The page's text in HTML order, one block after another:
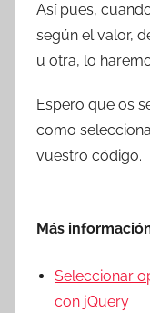
Así pues,
según el valor,
u otra, lo
Espero que os
como
vuestro código.
Más
Seleccionar
con jQuery